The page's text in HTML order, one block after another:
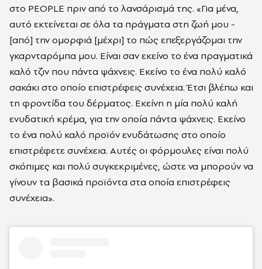
στο PEOPLE πριν από το λανσάρισμά της. «Για μένα,
αυτό εκτείνεται σε όλα τα πράγματα στη ζωή μου -
[από] την ομορφιά [μέχρι] το πώς επεξεργάζομαι την
γκαρνταρόμπα μου. Είναι σαν εκείνο το ένα πραγματικά
καλό τζιν που πάντα ψάχνεις. Εκείνο το ένα πολύ καλό
σακάκι στο οποίο επιστρέφεις συνέχεια. Έτσι βλέπω και
τη φροντίδα του δέρματος. Εκείνη η μία πολύ καλή
ενυδατική κρέμα, για την οποία πάντα ψάχνεις. Εκείνο
το ένα πολύ καλό προϊόν ενυδάτωσης στο οποίο
επιστρέφετε συνέχεια. Αυτές οι φόρμουλες είναι πολύ
σκόπιμες και πολύ συγκεκριμένες, ώστε να μπορούν να
γίνουν τα βασικά προϊόντα στα οποία επιστρέφεις
συνέχεια».